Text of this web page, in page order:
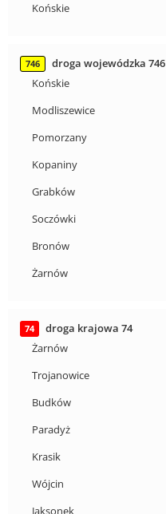
Końskie
746
droga wojewódzka 746
Końskie
Modliszewice
Pomorzany
Kopaniny
Grabków
Soczówki
Bronów
Żarnów
74
droga krajowa 74
Żarnów
Trojanowice
Budków
Paradyż
Krasik
Wójcin
Jaksonek